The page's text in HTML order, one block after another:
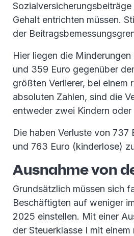
Gehalt entrichten müssen.
der
Hier liegen die
und 359 Euro gegenüber
größten Verlierer, bei einem
absoluten Zahlen, sind die
entweder zwei Kindern oder
Die haben Verluste von 737
und 763 Euro (kinderlose)
Ausnahme von
Grundsätzlich müssen sich
Beschäftigten auf weniger
2025 einstellen. Mit einer
der Steuerklasse I mit einem